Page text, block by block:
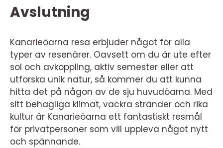
Avslutning
Kanarieöarna resa erbjuder något för alla
typer av resenärer. Oavsett om du är ute efter
sol och avkoppling, aktiv semester eller att
utforska unik natur, så kommer du att kunna
hitta det på någon av de sju huvudöarna. Med
sitt behagliga klimat, vackra stränder och rika
kultur är Kanarieöarna ett fantastiskt resmål
för privatpersoner som vill uppleva något nytt
och spännande.